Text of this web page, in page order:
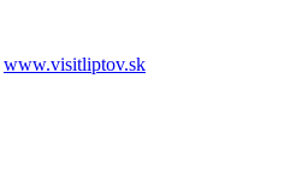
www.visitliptov.sk